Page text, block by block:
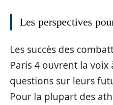
Les perspectives
Les succès des
Paris 4 ouvrent la voix
questions sur leurs
Pour la plupart des